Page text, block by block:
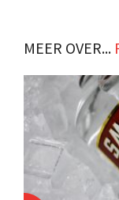
MEER OVER...